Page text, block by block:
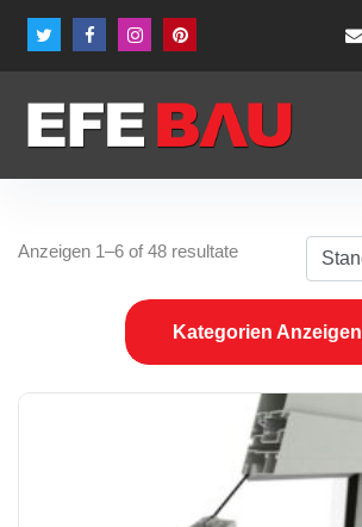
Anzeigen 1–6 of 48 resultate
Kategorien Anzeigen